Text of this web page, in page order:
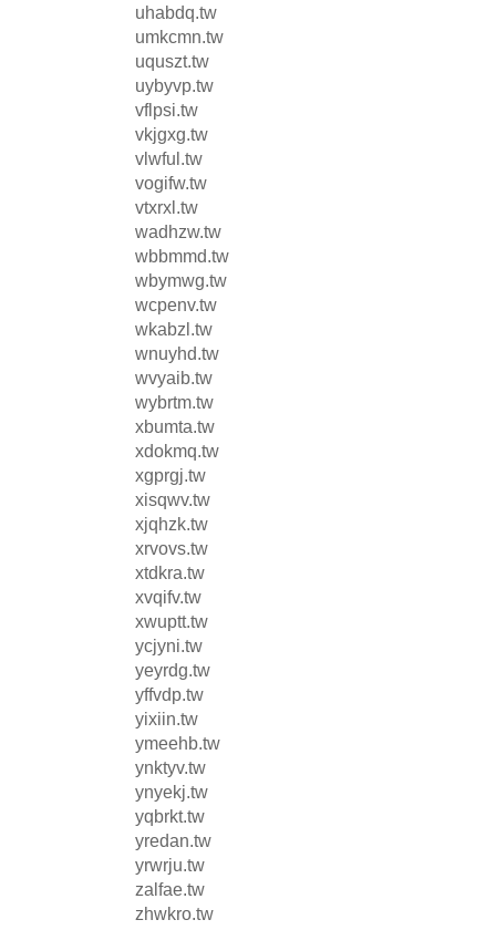
uhabdq.tw
umkcmn.tw
uquszt.tw
uybyvp.tw
vflpsi.tw
vkjgxg.tw
vlwful.tw
vogifw.tw
vtxrxl.tw
wadhzw.tw
wbbmmd.tw
wbymwg.tw
wcpenv.tw
wkabzl.tw
wnuyhd.tw
wvyaib.tw
wybrtm.tw
xbumta.tw
xdokmq.tw
xgprgj.tw
xisqwv.tw
xjqhzk.tw
xrvovs.tw
xtdkra.tw
xvqifv.tw
xwuptt.tw
ycjyni.tw
yeyrdg.tw
yffvdp.tw
yixiin.tw
ymeehb.tw
ynktyv.tw
ynyekj.tw
yqbrkt.tw
yredan.tw
yrwrju.tw
zalfae.tw
zhwkro.tw